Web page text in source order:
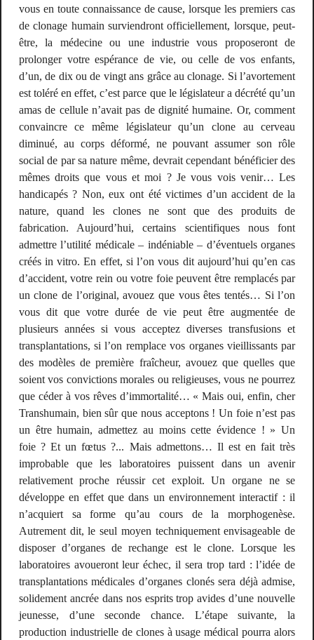
vous en toute connaissance de cause, lorsque les premiers cas
de clonage humain surviendront officiellement, lorsque, peut-
être, la médecine ou une industrie vous proposeront de
prolonger votre espérance de vie, ou celle de vos enfants,
d’un, de dix ou de vingt ans grâce au clonage. Si l’avortement
est toléré en effet, c’est parce que le législateur a décrété qu’un
amas de cellule n’avait pas de dignité humaine. Or, comment
convaincre ce même législateur qu’un clone au cerveau
diminué, au corps déformé, ne pouvant assumer son rôle
social de par sa nature même, devrait cependant bénéficier des
mêmes droits que vous et moi ? Je vous vois venir… Les
handicapés ? Non, eux ont été victimes d’un accident de la
nature, quand les clones ne sont que des produits de
fabrication. Aujourd’hui, certains scientifiques nous font
admettre l’utilité médicale – indéniable – d’éventuels organes
créésin vitro. En effet, si l’on vous dit aujourd’hui qu’en cas
d’accident, votre rein ou votre foie peuvent être remplacés par
un clone de l’original, avouez que vous êtes tentés… Si l’on
vous dit que votre durée de vie peut être augmentée de
plusieurs années si vous acceptez diverses transfusions et
transplantations, si l’on remplace vos organes vieillissants par
des modèles de première fraîcheur, avouez que quelles que
soient vos convictions morales ou religieuses, vous ne pourrez
que céder à vos rêves d’immortalité… « Mais oui, enfin, cher
Transhumain, bien sûr que nous acceptons ! Un foie n’est pas
un être humain, admettez au moins cette évidence ! » Un
foie ? Et un fœtus ?... Mais admettons… Il est en fait très
improbable que les laboratoires puissent dans un avenir
relativement proche réussir cet exploit. Un organe ne se
développe en effet que dans un environnement interactif : il
n’acquiert sa forme qu’au cours de la morphogenèse.
Autrement dit, le seul moyen techniquement envisageable de
disposer d’organes de rechange est le clone. Lorsque les
laboratoires avoueront leur échec, il sera trop tard : l’idée de
transplantations médicales d’organes clonés sera déjà admise,
solidement ancrée dans nos esprits trop avides d’une nouvelle
jeunesse, d’une seconde chance. L’étape suivante, la
production industrielle de clones à usage médical pourra alors